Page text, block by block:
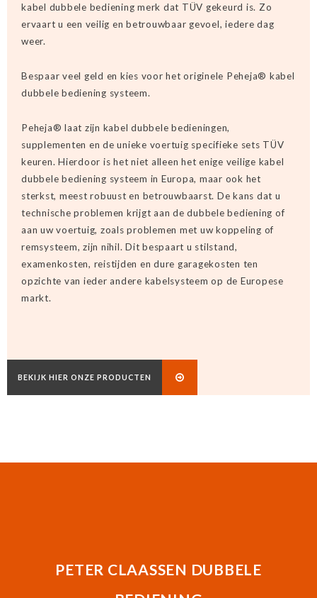
kabel dubbele bediening merk dat TÜV gekeurd is. Zo
ervaart u een veilig en betrouwbaar gevoel, iedere dag
weer.
Bespaar veel geld en kies voor het originele Peheja® kabel
dubbele bediening systeem.
Peheja® laat zijn kabel dubbele bedieningen,
supplementen en de unieke voertuig specifieke sets TÜV
keuren. Hierdoor is het niet alleen het enige veilige kabel
dubbele bediening systeem in Europa, maar ook het
sterkst, meest robuust en betrouwbaarst. De kans dat u
technische problemen krijgt aan de dubbele bediening of
aan uw voertuig, zoals problemen met uw koppeling of
remsysteem, zijn nihil. Dit bespaart u stilstand,
examenkosten, reistijden en dure garagekosten ten
opzichte van ieder andere kabelsysteem op de Europese
markt.
BEKIJK HIER ONZE PRODUCTEN
PETER CLAASSEN DUBBELE